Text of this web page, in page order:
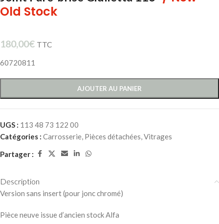
Old Stock
180,00€ TTC
60720811
AJOUTER AU PANIER
UGS : 113 48 73 122 00
Catégories : Carrosserie, Pièces détachées,Vitrages
Partager :
Description
Version sans insert (pour jonc chromé)
Pièce neuve issue d’ancien stock Alfa